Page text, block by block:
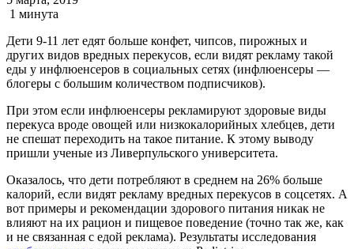
1 минута
Дети 9-11 лет едят больше конфет, чипсов, пирожных и
других видов вредных перекусов, если видят рекламу такой
еды у инфлюенсеров в социальных сетях (инфлюенсеры —
блогеры с большим количеством подписчиков).
При этом если инфлюенсеры рекламируют здоровые виды
перекуса вроде овощей или низкокалорийных хлебцев, дети
не спешат переходить на такое питание. К этому выводу
пришли ученые из Ливерпульского университета.
Оказалось, что дети потребляют в среднем на 26% больше
калорий, если видят рекламу вредных перекусов в соцсетях. А
вот примеры и рекомендации здорового питания никак не
влияют на их рацион и пищевое поведение (точно так же, как
и не связанная с едой реклама). Результаты исследования